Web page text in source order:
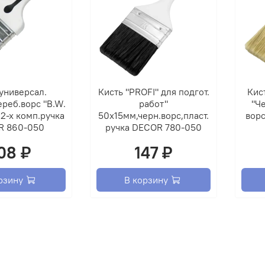
Цвет
"B.W.
х комп.ручка
860-050
₽
Кисть "PROFI" для подгот.
работ"
50х15мм,черн.ворс,пласт.
ручка DECOR 780-050
147 ₽
В корзину